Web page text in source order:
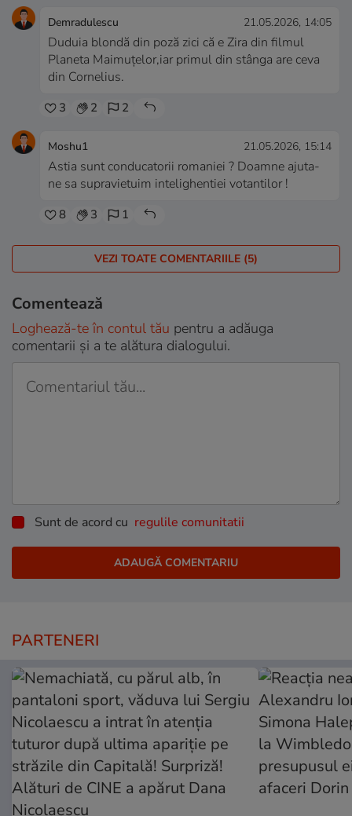
Demradulescu 21.05.2026, 14:05
Duduia blondă din poză zici că e Zira din filmul
Planeta Maimuțelor,iar primul din stânga are ceva
din Cornelius.
3 2 2
Moshu1 21.05.2026, 15:14
Astia sunt conducatorii romaniei ? Doamne ajuta-
ne sa supravietuim intelighentiei votantilor !
8 3 1
VEZI TOATE COMENTARIILE (5)
Comentează
Loghează-te în contul tău pentru a adăuga
comentarii și a te alătura dialogului.
Sunt de acord cu regulile comunitatii
PARTENERI